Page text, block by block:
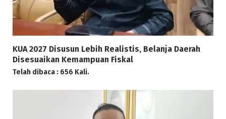
KUA 2027 Disusun Lebih Realistis, Belanja Daerah
Disesuaikan Kemampuan Fiskal
Telah dibaca : 656 Kali.